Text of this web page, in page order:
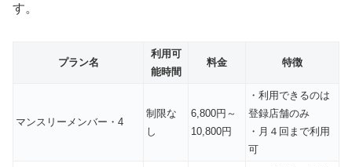
す。
プラン名
利用可
能時間
料金 特徴
マンスリーメンバー・4
制限な
し
6,800円～
10,800円
・利用できるのは
登録店舗のみ
・月４回まで利用
可